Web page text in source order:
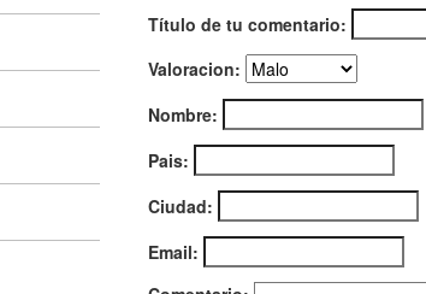
Título de tu comentario:
Valoracion:
Nombre:
Pais:
Ciudad:
Email: